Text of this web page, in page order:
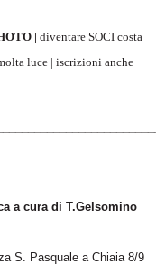
| diventare SOCI costa
luce | iscrizioni anche
a cura di T.Gelsomino
S. Pasquale a Chiaia 8/9